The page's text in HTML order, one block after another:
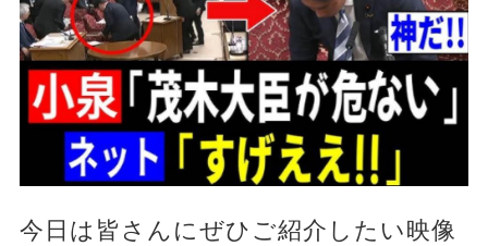
今日は皆さんにぜひご紹介したい映像